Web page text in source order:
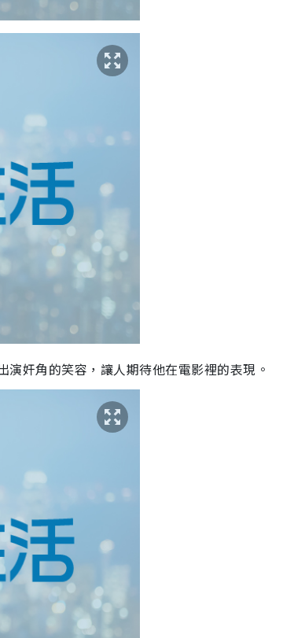
奸角的笑容，讓人期待他在電影裡的表現。